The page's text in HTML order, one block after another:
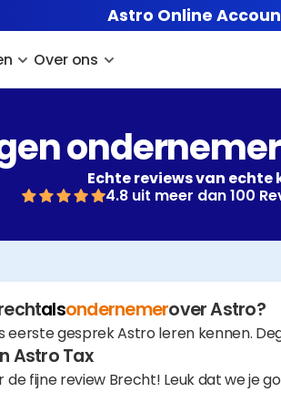
Astro Online
Over ons
Echte reviews van echte
4.8 uit meer dan 100
alsondernemerover Astro?
eerste gesprek Astro leren kennen.
Astro Tax
de fijne review Brecht! Leuk dat we je